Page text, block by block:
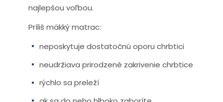
najlepšou voľbou.
Príliš mäkký matrac:
neposkytuje dostatočnú oporu chrbtici
neudržiava prirodzené zakrivenie chrbtice
rýchlo sa preleží